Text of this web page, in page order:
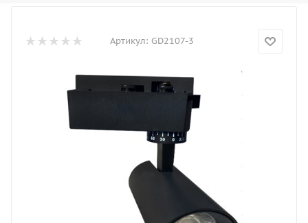
Артикул: GD2107-3